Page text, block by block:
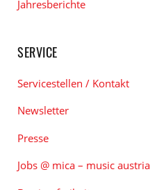
Jahresberichte
SERVICE
Servicestellen / Kontakt
Newsletter
Presse
Jobs @ mica – music austria